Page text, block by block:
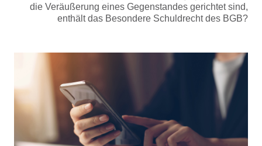
die Veräußerung eines Gegenstandes gerichtet sind,
enthält das Besondere Schuldrecht des BGB?